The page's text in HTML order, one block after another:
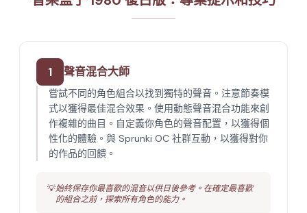
1 聲音混合大師
嘗試不同的角色組合以找到獨特的聲音。注意節奏模
式以獲得最佳混合效果。使用動態聲音混合功能來創
作複雜的曲目。自定義你角色的聲音配置，以獲得個
性化的體驗。與 Sprunki OC 社群互動，以獲得對你
的作品的回饋。
💡始終保存你最喜歡的混音以供日後參考。在確定最喜歡
的組合之前，探索所有角色的能力。